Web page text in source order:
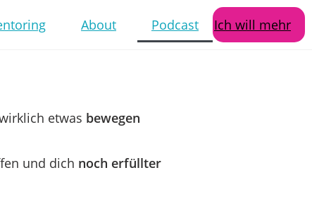
About Podcast Ich will mehr
etwas bewegen
und dich noch erfüllter